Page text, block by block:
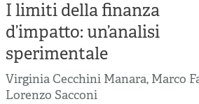
I limiti della finanza
d’impatto: un’analisi
sperimentale
Virginia Cecchini Manara, Marco
Lorenzo Sacconi